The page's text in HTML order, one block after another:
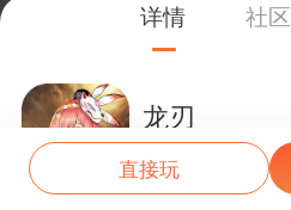
详情 社区
龙刃
07/17 买断73服
直接玩